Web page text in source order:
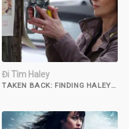
Đi Tìm Haley
TAKEN BACK: FINDING HALEY